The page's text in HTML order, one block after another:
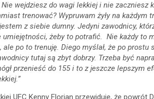
wejdziesz do wagi lekkiej i nie zaczniesz
trenować? Wypruwam żyły na każdym
z siebie dumny. Jedyni zawodnicy,
żeby to potrafić. Nie każdy to
po to trenuję. Diego myślał, że po prostu
tutaj są zbyt dobrzy. Trzeba być
przenieść do 155 i to z jeszcze lepszym
UFC Kenny Florian przewiduje, że powrót